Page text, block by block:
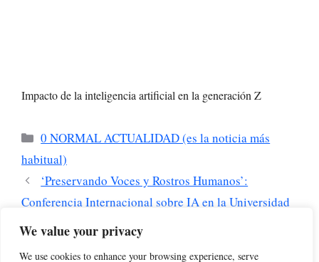
We value your privacy
We use cookies to enhance your browsing experience, serve
Impacto de la inteligencia artificial en la generación Z
Categorías
0 NORMAL ACTUALIDAD (es la noticia más
habitual)
‘Preservando Voces y Rostros Humanos’:
Conferencia Internacional sobre IA en la Universidad
Urbaniana
La gente en la inteligencia artificial (IV), por